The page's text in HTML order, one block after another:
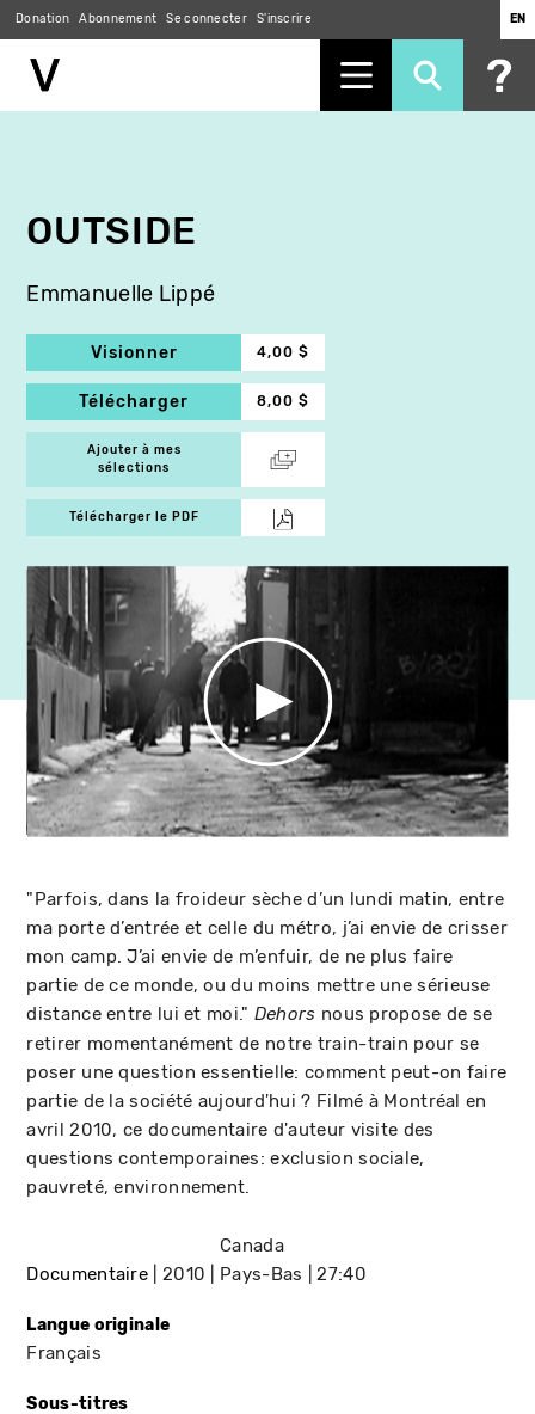
Donation Abonnement Se connecter S'inscrire EN
OUTSIDE
Emmanuelle Lippé
Visionner 4,00 $
Télécharger 8,00 $
Ajouter à mes
sélections
Télécharger le PDF
"Parfois, dans la froideur sèche d’un lundi matin, entre
ma porte d’entrée et celle du métro, j’ai envie de crisser
mon camp. J’ai envie de m’enfuir, de ne plus faire
partie de ce monde, ou du moins mettre une sérieuse
distance entre lui et moi." Dehors nous propose de se
retirer momentanément de notre train-train pour se
poser une question essentielle: comment peut-on faire
partie de la société aujourd'hui ? Filmé à Montréal en
avril 2010, ce documentaire d'auteur visite des
questions contemporaines: exclusion sociale,
pauvreté, environnement.
Documentaire 2010
Canada
Pays-Bas
27:40
Langue originale
Français
Sous-titres